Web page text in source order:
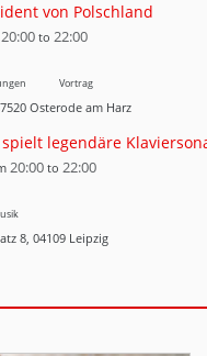
von Polschland
20:00 to 22:00
Vortrag
Osterode am Harz
legendäre
20:00 to 22:00
8, 04109 Leipzig